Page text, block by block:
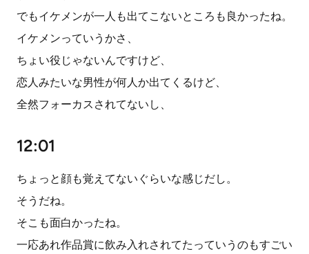
でもイケメンが一人も出てこないところも良かったね。
イケメンっていうかさ、
ちょい役じゃないんですけど、
恋人みたいな男性が何人か出てくるけど、
全然フォーカスされてないし、
12:01
ちょっと顔も覚えてないぐらいな感じだし。
そうだね。
そこも面白かったね。
一応あれ作品賞に飲み入れされてたっていうのもすごい